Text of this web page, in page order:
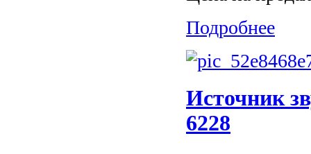
Подробнее
Источник
6228